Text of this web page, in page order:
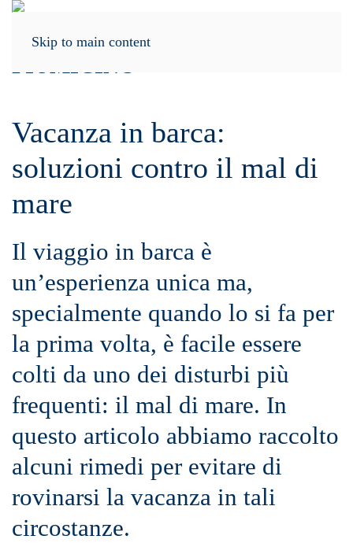
Skip to main content
Vacanza in barca:
soluzioni contro il mal di
mare
Il viaggio in barca è
un’esperienza unica ma,
specialmente quando lo si fa per
la prima volta, è facile essere
colti da uno dei disturbi più
frequenti: il mal di mare. In
questo articolo abbiamo raccolto
alcuni rimedi per evitare di
rovinarsi la vacanza in tali
circostanze.